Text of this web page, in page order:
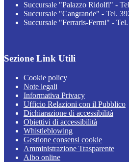
Succursale "Palazzo Ridolfi" -
Succursale "Cangrande" - Tel.
Succursale "Ferraris-Fermi" -
Sezione Link Utili
Cookie policy
Note legali
Informativa Privacy
Ufficio Relazioni con il Pubblico
Dichiarazione di accessibilità
Obiettivi di accessibilità
Whistleblowing
Gestione consensi cookie
Amministrazione Trasparente
Albo online